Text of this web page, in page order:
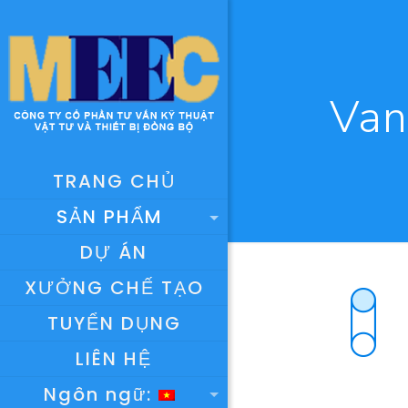
TRANG CHỦ
SẢN PHẨM
DỰ ÁN
XƯỞNG CHẾ TẠO
TUYỂN DỤNG
LIÊN HỆ
Ngôn ngữ: